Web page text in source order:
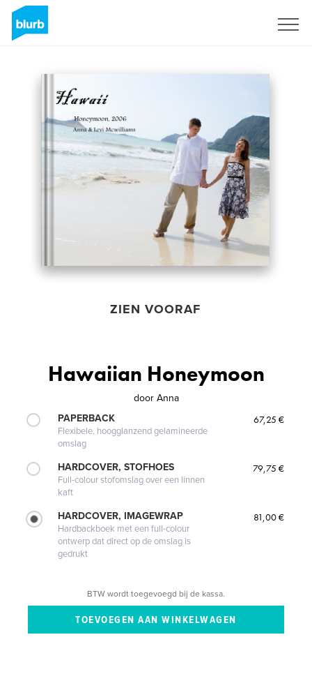
ZIEN VOORAF
Hawaiian Honeymoon
door Anna
PAPERBACK
Flexibele, hoogglanzend gelamineerde
omslag
67,25 €
HARDCOVER, STOFHOES
Full-colour stofomslag over een linnen
kaft
79,75 €
HARDCOVER, IMAGEWRAP
Hardbackboek met een full-colour
ontwerp dat direct op de omslag is
gedrukt
81,00 €
BTW wordt toegevoegd bij de kassa.